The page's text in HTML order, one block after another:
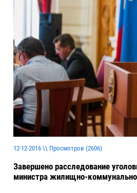
12-12-2016 \\ Просмотров (2606)
Завершено расследование
министра жилищно-